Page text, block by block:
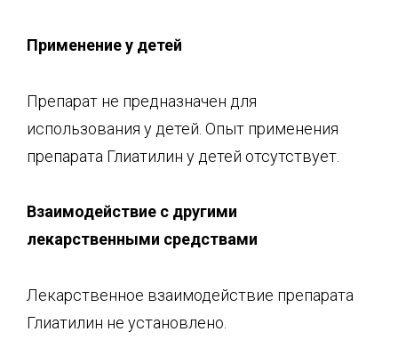
Применение у детей
Препарат не предназначен для
использования у детей. Опыт применения
препарата Глиатилин у детей отсутствует.
Взаимодействие с другими
лекарственными средствами
Лекарственное взаимодействие препарата
Глиатилин не установлено.